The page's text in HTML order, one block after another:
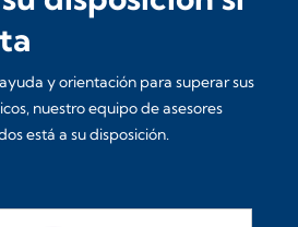
y orientación para superar sus
nuestro equipo de asesores
está a su disposición.